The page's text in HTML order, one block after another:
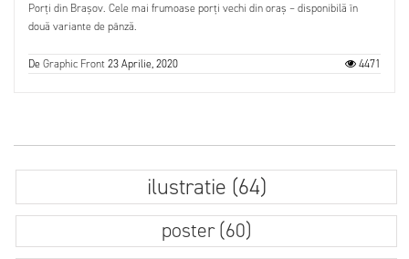
Porți din Brașov. Cele mai frumoase porți vechi din oraș – disponibilă în
două variante de pânză.
DeGraphic Front23 Aprilie, 2020 4471
ilustratie (64)
poster (60)